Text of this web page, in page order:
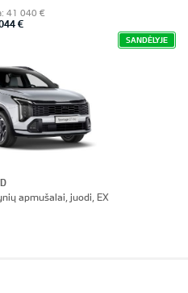
41 040 €
€
SANDĖLYJE
apmušalai, juodi, EX